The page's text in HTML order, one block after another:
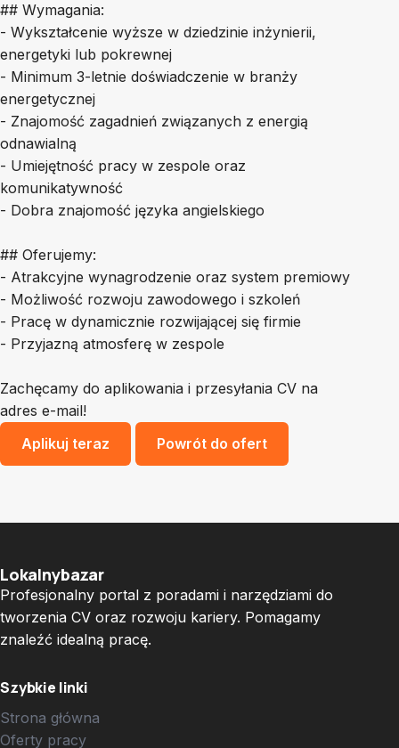
## Wymagania:
- Wykształcenie wyższe w dziedzinie inżynierii,
energetyki lub pokrewnej
- Minimum 3-letnie doświadczenie w branży
energetycznej
- Znajomość zagadnień związanych z energią
odnawialną
- Umiejętność pracy w zespole oraz
komunikatywność
- Dobra znajomość języka angielskiego
## Oferujemy:
- Atrakcyjne wynagrodzenie oraz system premiowy
- Możliwość rozwoju zawodowego i szkoleń
- Pracę w dynamicznie rozwijającej się firmie
- Przyjazną atmosferę w zespole
Zachęcamy do aplikowania i przesyłania CV na
adres e-mail!
Aplikuj teraz
Powrót do ofert
Lokalnybazar
Profesjonalny portal z poradami i narzędziami do
tworzenia CV oraz rozwoju kariery. Pomagamy
znaleźć idealną pracę.
Szybkie linki
Strona główna
Oferty pracy